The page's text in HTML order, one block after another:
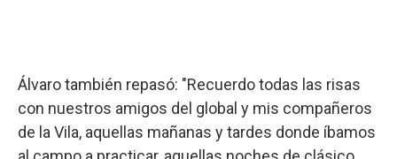
Álvaro también repasó: "Recuerdo todas las risas
con nuestros amigos del global y mis compañeros
de la Vila, aquellas mañanas y tardes donde íbamos